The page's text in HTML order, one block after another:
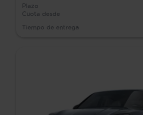
Plazo
Cuota desde
Tiempo de entrega